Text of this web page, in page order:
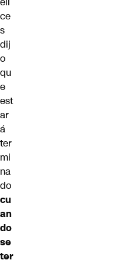
ce
s
dij
o
qu
e
est
ar
á
ter
mi
na
do
cu
an
do
se
ter